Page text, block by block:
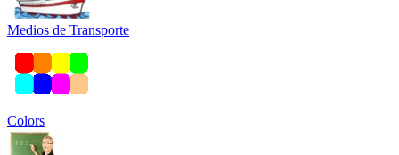
Medios de Transporte
Colors